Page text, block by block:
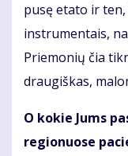
pusę etato ir
instrumentais,
Priemonių čia
draugiškas,
O kokie Jums
regionuose